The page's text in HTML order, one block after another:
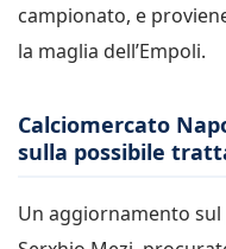
campionato, e
la maglia dell’Empoli.
Calciomercato
sulla possibile
Un aggiornamento